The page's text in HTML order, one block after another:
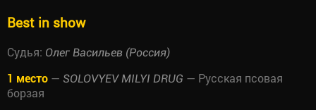
Best in show
Судья: Олег Васильев (Россия)
1 место — SOLOVYEV MILYI DRUG — Русская псовая
борзая